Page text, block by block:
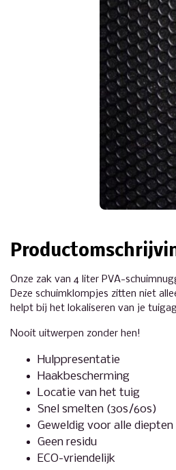
Onze zak van 4 liter PVA-
Deze schuimklompjes zitten niet
helpt bij het lokaliseren van je
Nooit uitwerpen zonder hen!
Hulppresentatie
Haakbescherming
Locatie van het tuig
Snel smelten (30s/60s)
Geweldig voor alle
Geen residu
ECO-vriendelijk